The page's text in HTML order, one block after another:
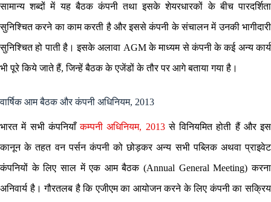
सामान्य शब्दों में यह बैठक कंपनी तथा इसके शेयरधारकों के बीच पारदर्शिता
सुनिश्चित करने का काम करती है और इससे कंपनी के संचालन में उनकी भागीदारी
सुनिश्चित हो पाती है। इसके अलावा AGM के माध्यम से कंपनी के कई अन्य कार्य
भी पूरे किये जाते हैं, जिन्हें बैठक के एजेंडों के तौर पर आगे बताया गया है।
वार्षिक आम बैठक और कंपनी अधिनियम, 2013
भारत में सभी कंपनियाँकम्पनी अधिनियम, 2013से विनियमित होती हैं और इस
कानून के तहत वन पर्सन कंपनी को छोड़कर अन्य सभी पब्लिक अथवा प्राइवेट
कंपनियों के लिए साल में एक आम बैठक (Annual General Meeting) करना
अनिवार्य है। गौरतलब है कि एजीएम का आयोजन करने के लिए कंपनी का सक्रिय